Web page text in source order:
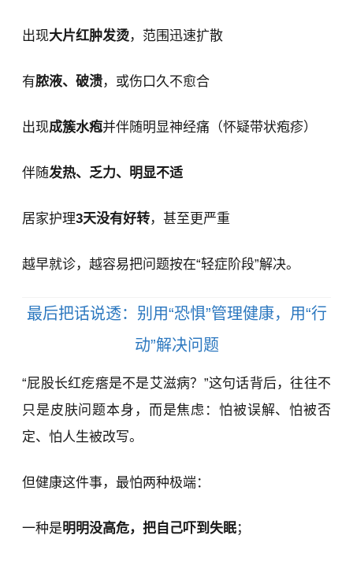
出现大片红肿发烫，范围迅速扩散
有脓液、破溃，或伤口久不愈合
出现成簇水疱并伴随明显神经痛（怀疑带状疱疹）
伴随发热、乏力、明显不适
居家护理3天没有好转，甚至更严重
越早就诊，越容易把问题按在“轻症阶段”解决。
最后把话说透：别用“恐惧”管理健康，用“行
动”解决问题
“屁股长红疙瘩是不是艾滋病？”这句话背后，往往不
只是皮肤问题本身，而是焦虑：怕被误解、怕被否
定、怕人生被改写。
但健康这件事，最怕两种极端：
一种是明明没高危，把自己吓到失眠；